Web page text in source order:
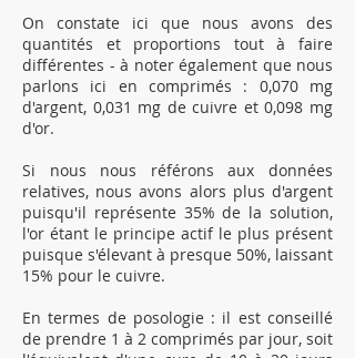
On constate ici que nous avons des
quantités et proportions tout à faire
différentes - à noter également que nous
parlons ici en comprimés : 0,070 mg
d'argent, 0,031 mg de cuivre et 0,098 mg
d'or.
Si nous nous référons aux données
relatives, nous avons alors plus d'argent
puisqu'il représente 35% de la solution,
l'or étant le principe actif le plus présent
puisque s'élevant à presque 50%, laissant
15% pour le cuivre.
En termes de posologie : il est conseillé
de prendre 1 à 2 comprimés par jour, soit